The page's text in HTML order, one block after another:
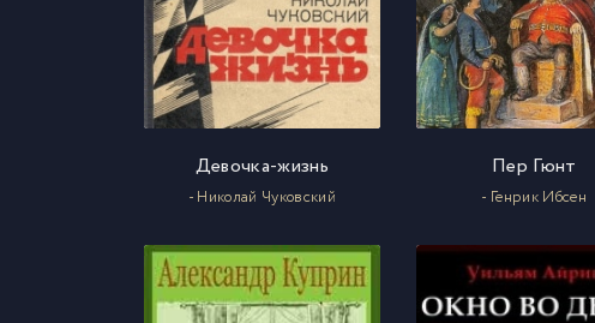
Девочка-жизнь
- Николай Чуковский
Пер Гюнт
- Генрик Ибсен